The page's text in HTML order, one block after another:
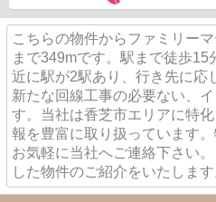
こちらの物件からファミリー
まで349mです。駅まで徒歩
近に駅が2駅あり、行き先に応
新たな回線工事の必要ない、
す。当社は香芝市エリアに特
報を豊富に取り扱っています
お気軽に当社へご連絡下さい
した物件のご紹介をいたします